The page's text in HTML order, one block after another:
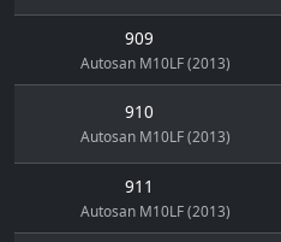
909
Autosan M10LF (2013)
910
Autosan M10LF (2013)
911
Autosan M10LF (2013)